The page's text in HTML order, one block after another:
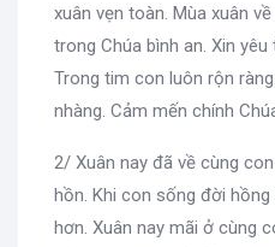
xuân vẹn toàn. Mùa xuân
trong Chúa bình an. Xin
Trong tim con luôn rộn
nhàng. Cảm mến chính
2/ Xuân nay đã về cùng
hồn. Khi con sống đời
hơn. Xuân nay mãi ở cùng